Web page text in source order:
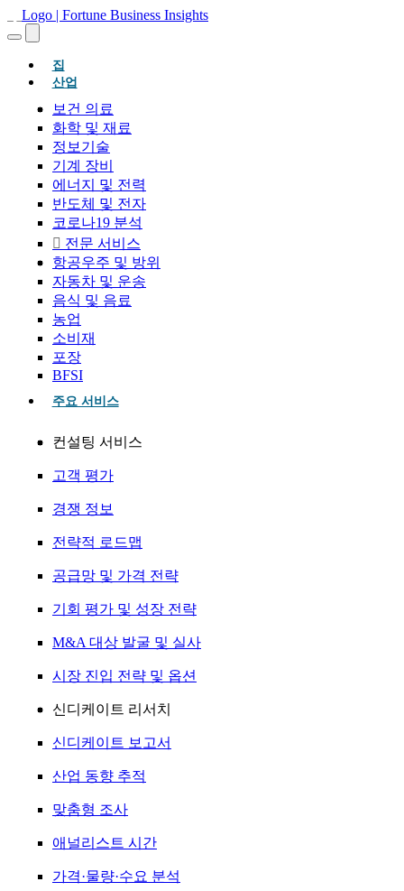
집(현재의)
산업
보건 의료
화학 및 재료
정보기술
기계 장비
에너지 및 전력
반도체 및 전자
코로나19 분석
전문 서비스
항공우주 및 방위
자동차 및 운송
음식 및 음료
농업
소비재
포장
BFSI
주요 서비스
컨설팅 서비스
고객 평가
경쟁 정보
전략적 로드맵
공급망 및 가격 전략
기회 평가 및 성장 전략
M&A 대상 발굴 및 실사
시장 진입 전략 및 옵션
신디케이트 리서치
신디케이트 보고서
산업 동향 추적
맞춤형 조사
애널리스트 시간
가격·물량·수요 분석